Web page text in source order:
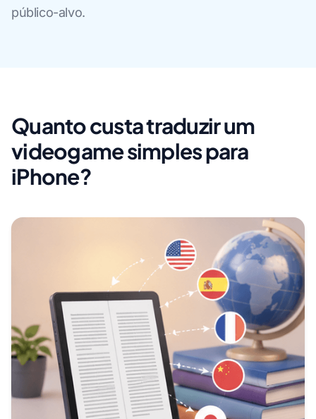
público-alvo.
Quanto custa traduzir um
videogame simples para
iPhone?